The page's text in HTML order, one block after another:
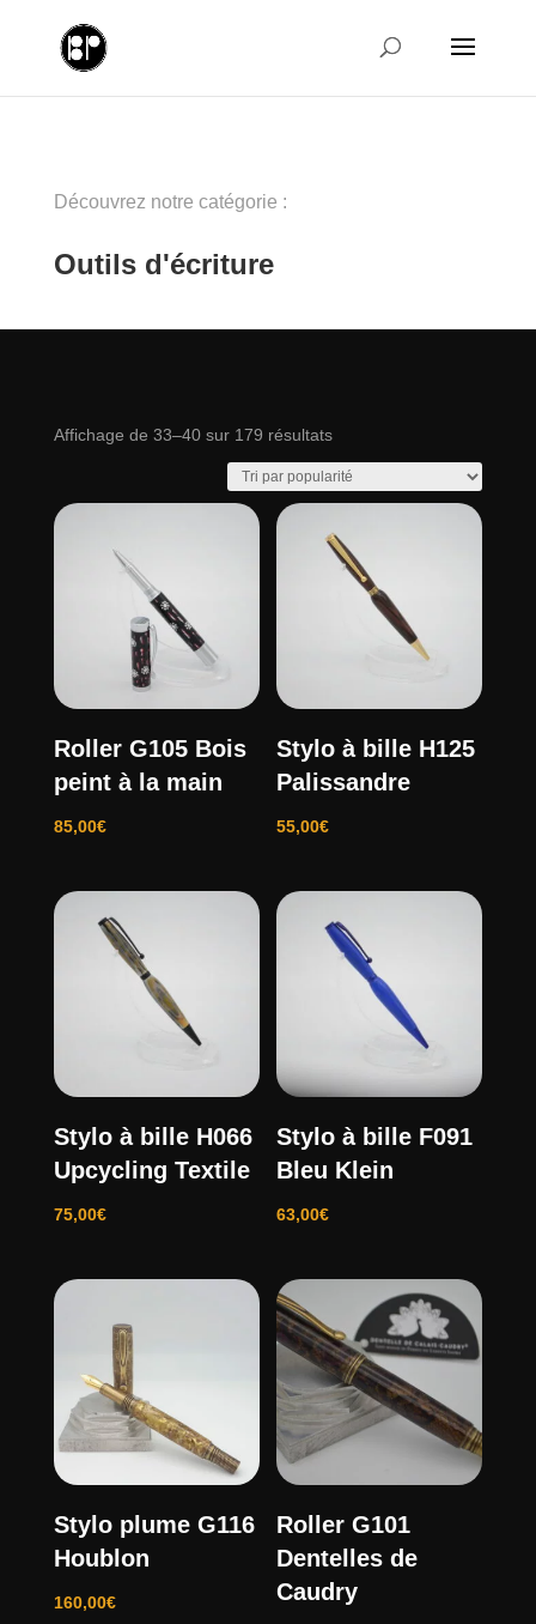
Découvrez notre catégorie :
Outils d'écriture
Affichage de 33–40 sur 179 résultatsTrié
popularité
Roller G105 Bois
peint à la main
85,00€
Stylo à bille H125
Palissandre
55,00€
Stylo à bille H066
Upcycling Textile
75,00€
Stylo à bille F091
Bleu Klein
63,00€
Stylo plume G116
Houblon
160,00€
Roller G101
Dentelles de
Caudry